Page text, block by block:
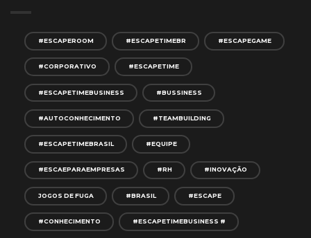
#ESCAPEROOM #ESCAPETIMEBR #ESCAPEGAME
#CORPORATIVO #ESCAPETIME
#ESCAPETIMEBUSINESS #BUSSINESS
#AUTOCONHECIMENTO #TEAMBUILDING
#ESCAPETIMEBRASIL #EQUIPE
#ESCAEPARAEMPRESAS #RH #INOVAÇÃO
JOGOS DE FUGA #BRASIL #ESCAPE
#CONHECIMENTO #ESCAPETIMEBUSINESS #